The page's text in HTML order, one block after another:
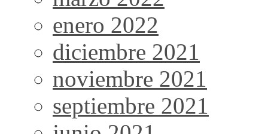
enero 2022
diciembre 2021
noviembre 2021
septiembre 2021